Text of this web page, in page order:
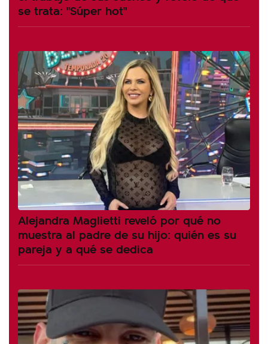
se trata: "Súper hot"
Alejandra Maglietti reveló por qué no
muestra al padre de su hijo: quién es su
pareja y a qué se dedica